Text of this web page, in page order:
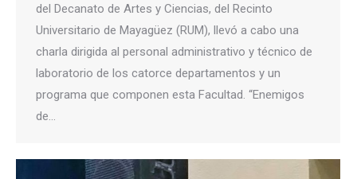
del Decanato de Artes y Ciencias, del Recinto
Universitario de Mayagüez (RUM), llevó a cabo una
charla dirigida al personal administrativo y técnico de
laboratorio de los catorce departamentos y un
programa que componen esta Facultad. “Enemigos
de…